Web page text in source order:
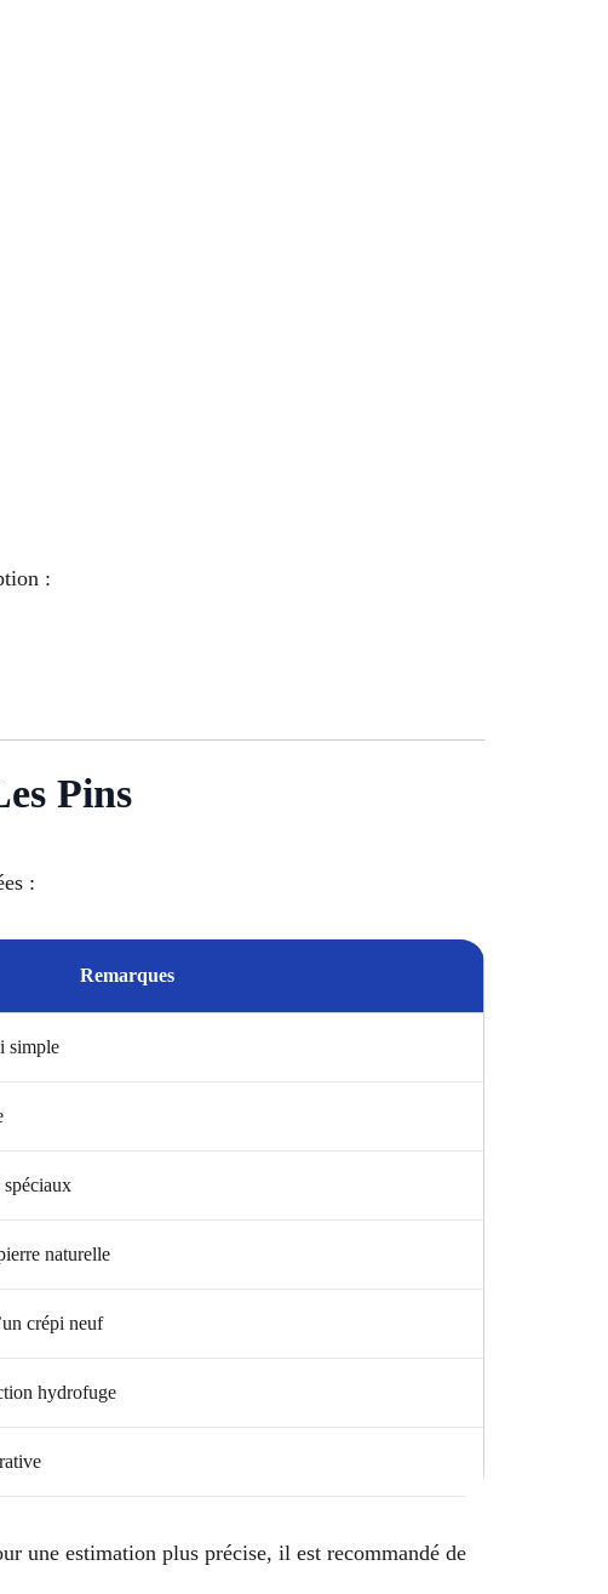
:
Pins
:
Remarques
simple
naturelle
crépi neuf
hydrofuge
une estimation plus précise, il est recommandé de